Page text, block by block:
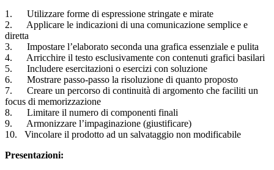
1. Utilizzare forme di espressione stringate e mirate
2. Applicare le indicazioni di una comunicazione semplice e
diretta
3. Impostare l’elaborato seconda una grafica essenziale e pulita
4. Arricchire il testo esclusivamente con contenuti grafici basilari
5. Includere esercitazioni o esercizi con soluzione
6. Mostrare passo-passo la risoluzione di quanto proposto
7. Creare un percorso di continuità di argomento che faciliti un
focus di memorizzazione
8. Limitare il numero di componenti finali
9. Armonizzare l’impaginazione (giustificare)
10. Vincolare il prodotto ad un salvataggio non modificabile
Presentazioni: